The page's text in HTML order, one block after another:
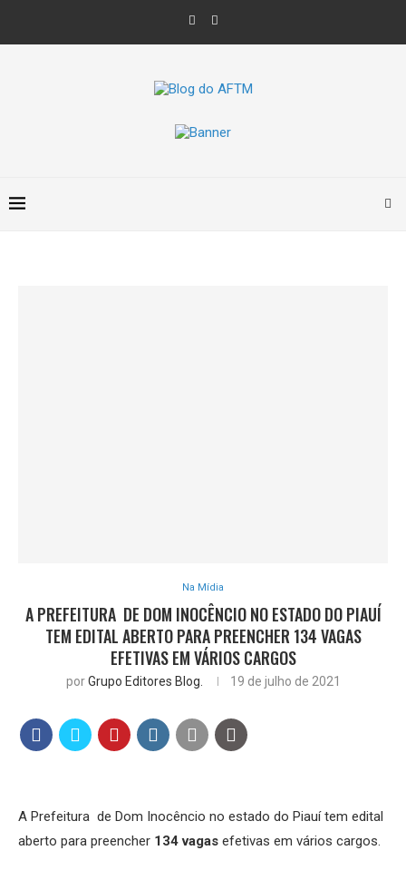
Na Mídia
A PREFEITURA DE DOM INOCÊNCIO NO ESTADO DO PIAUÍ
TEM EDITAL ABERTO PARA PREENCHER 134 VAGAS
EFETIVAS EM VÁRIOS CARGOS
porGrupo Editores Blog. 19 de julho de 2021
A Prefeitura de Dom Inocêncio no estado do Piauí tem edital
aberto para preencher 134 vagas efetivas em vários cargos.